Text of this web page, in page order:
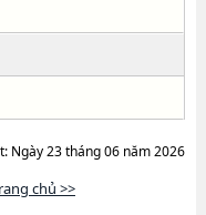
Ngày 23 tháng 06 năm 2026
chủ >>